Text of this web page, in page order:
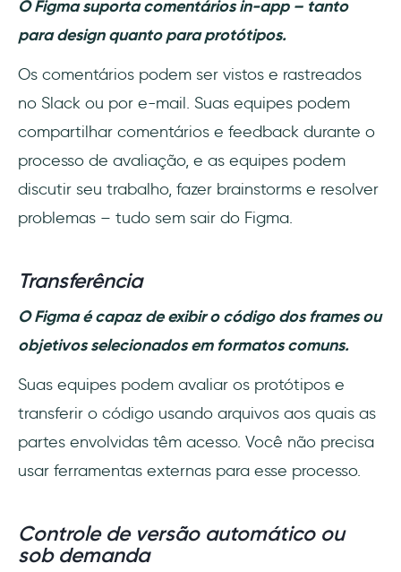
O Figma suporta comentários in-app – tanto
para design quanto para protótipos.
Os comentários podem ser vistos e rastreados
no Slack ou por e-mail. Suas equipes podem
compartilhar comentários e feedback durante o
processo de avaliação, e as equipes podem
discutir seu trabalho, fazer brainstorms e resolver
problemas – tudo sem sair do Figma.
Transferência
O Figma é capaz de exibir o código dos frames ou
objetivos selecionados em formatos comuns.
Suas equipes podem avaliar os protótipos e
transferir o código usando arquivos aos quais as
partes envolvidas têm acesso. Você não precisa
usar ferramentas externas para esse processo.
Controle de versão automático ou
sob demanda